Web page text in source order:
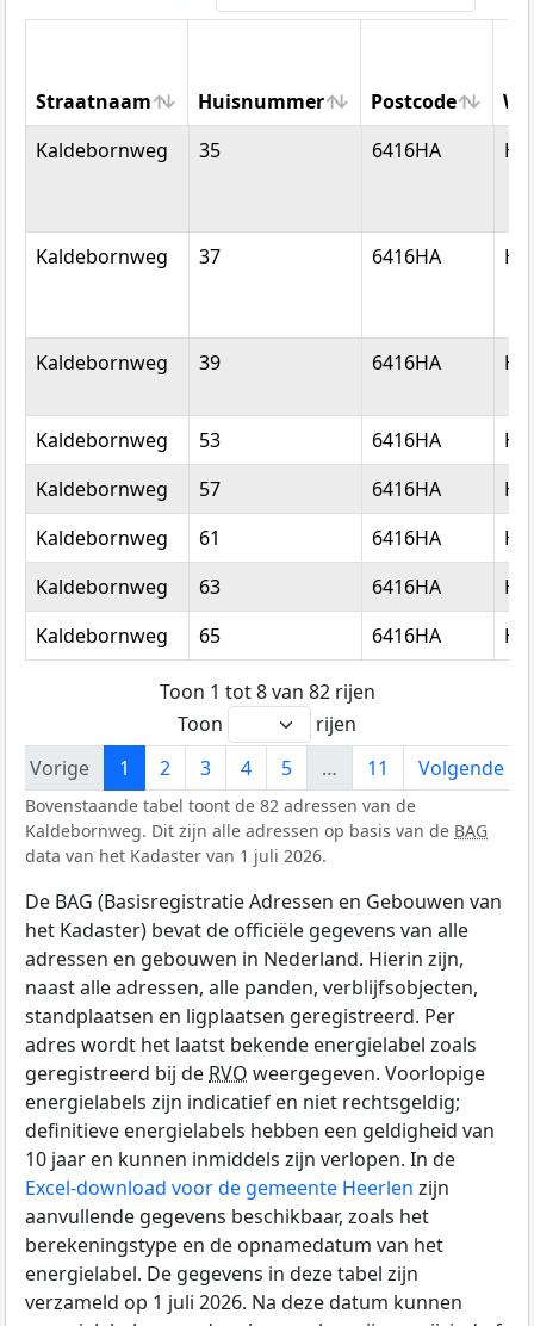
Straatnaam Huisnummer Postcode
Straatnaam
Huisnummer Postcode
Kaldebornweg 35 6416HA
Kaldebornweg 37 6416HA
Kaldebornweg 39 6416HA
Kaldebornweg 53 6416HA
Kaldebornweg
57 6416HA
Kaldebornweg
61 6416HA
Kaldebornweg
63 6416HA
Kaldebornweg
65 6416HA
Toon 1 tot 8 van 82 rijen
Toon
rijen
Vorige
1 2 3 4 5 … 11 Volgende
Bovenstaande tabel toont de 82 adressen van de
Kaldebornweg. Dit zijn alle adressen op basis van de BAG
data van het Kadaster van 1 juli 2026.
De BAG (Basisregistratie Adressen en Gebouwen van
het Kadaster) bevat de officiële gegevens van alle
adressen en gebouwen in Nederland. Hierin zijn,
naast alle adressen, alle panden, verblijfsobjecten,
standplaatsen en ligplaatsen geregistreerd. Per
adres wordt het laatst bekende energielabel zoals
geregistreerd bij de RVO weergegeven. Voorlopige
energielabels zijn indicatief en niet rechtsgeldig;
definitieve energielabels hebben een geldigheid van
10 jaar en kunnen inmiddels zijn verlopen. In de
Excel-download voor de gemeente Heerlen zijn
aanvullende gegevens beschikbaar, zoals het
berekeningstype en de opnamedatum van het
energielabel. De gegevens in deze tabel zijn
verzameld op 1 juli 2026. Na deze datum kunnen